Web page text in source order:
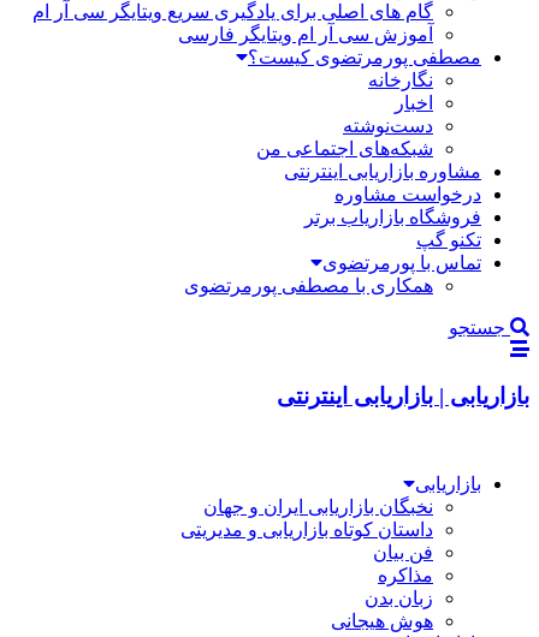
گام های اصلی برای یادگیری سریع ویتایگر سی آر ام
آموزش سی آر ام ویتایگر فارسی
مصطفی پورمرتضوی کیست؟
نگارخانه
اخبار
دست‌نوشته
شبکه‌های اجتماعی من
مشاوره بازاریابی اینترنتی
درخواست مشاوره
فروشگاه بازاریاب برتر
تکنو گپ
تماس با پورمرتضوی
همکاری با مصطفی پورمرتضوی
جستجو
بازاریابی | بازاریابی اینترنتی
بازاریابی
نخبگان بازاریابی ایران و جهان
داستان کوتاه بازاریابی و مدیریتی
فن بیان
مذاکره
زبان بدن
هوش هیجانی